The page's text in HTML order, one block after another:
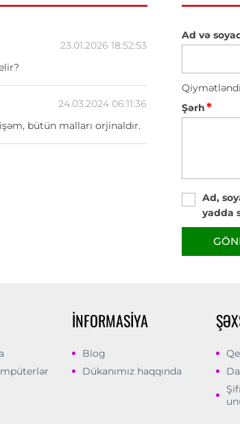
23.01.2026 18:52:53
24.03.2024 06:11:36
bütün malları orjinaldır.
Ad və
Şərh*
Ad,
yadda
İNFORMASIYA
Blog
Dükanımız haqqında